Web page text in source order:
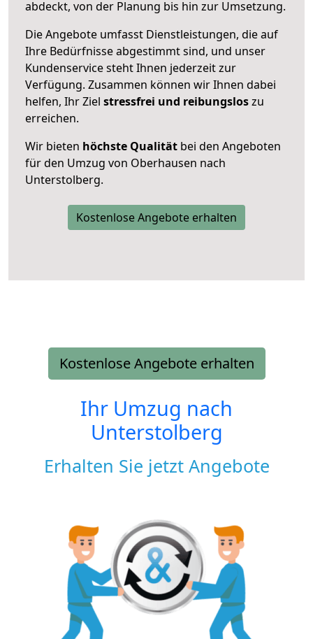
abdeckt, von der Planung bis hin zur Umsetzung.
Die Angebote umfasst Dienstleistungen, die auf
Ihre Bedürfnisse abgestimmt sind, und unser
Kundenservice steht Ihnen jederzeit zur
Verfügung. Zusammen können wir Ihnen dabei
helfen, Ihr Ziel stressfrei und reibungsloszu
erreichen.
Wir bieten höchste Qualität bei den Angeboten
für den Umzug von Oberhausen nach
Unterstolberg.
Kostenlose Angebote erhalten
Kostenlose Angebote erhalten
Ihr Umzug nach
Unterstolberg
Erhalten Sie jetzt Angebote